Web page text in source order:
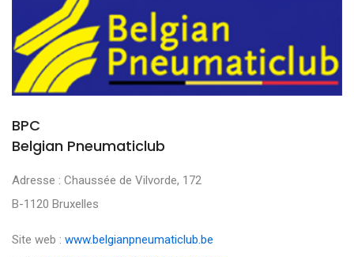
BPC
Belgian Pneumaticlub
Adresse : Chaussée de Vilvorde, 172
B-1120 Bruxelles
Site web : www.belgianpneumaticlub.be